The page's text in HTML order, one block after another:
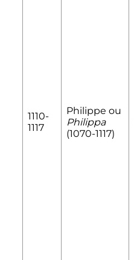
1110-
1117
Philippe ou
Philippa
(1070-1117)